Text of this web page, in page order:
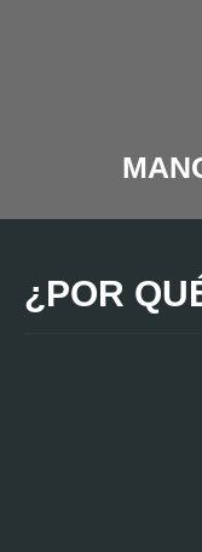
¿POR